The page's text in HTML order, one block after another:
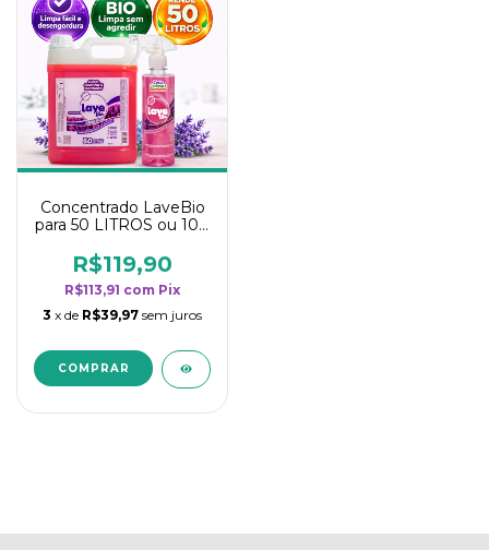
Concentrado LaveBio
para 50 LITROS ou 100
rendimento da
categoria - Lavanda
R$119,90
R$113,91 com Pix
3 x de R$39,97 sem juros